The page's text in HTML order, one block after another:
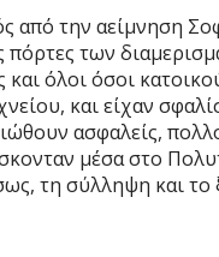
από την αείμνηση
πόρτες των
όλοι όσοι
και είχαν
ασφαλείς,
μέσα στο
τη σύλληψη και το